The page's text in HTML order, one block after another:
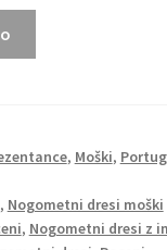
, Moški,
, Nogometni dresi moški
, Nogometni dresi z